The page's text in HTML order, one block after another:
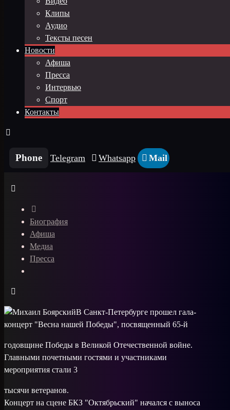
Клипы
Аудио
Тексты песен
Новости
Афиша
Пресса
Интервью
Спорт
Контакты
Phone Telegram Whatsapp Mail
Биография
Афиша
Медиа
Пресса
В Санкт-Петербурге прошел гала-
концерт "Весна нашей Победы", посвященный 65-й
годовщине Победы в Великой Отечественной войне.
Главными почетными гостями и участниками
мероприятия стали 3
тысячи ветеранов.
Концерт на сцене БКЗ "Октябрьский" начался с выноса